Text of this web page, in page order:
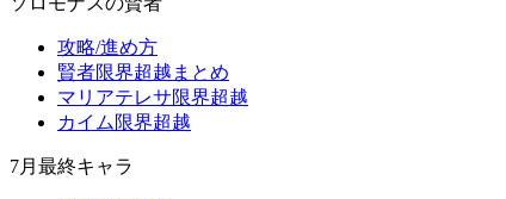
攻略/進め方
賢者限界超越まとめ
マリアテレサ限界超越
カイム限界超越
7月最終キャラ